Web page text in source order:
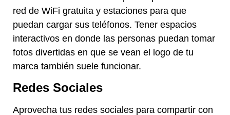
red de WiFi gratuita y estaciones para que
puedan cargar sus teléfonos. Tener espacios
interactivos en donde las personas puedan tomar
fotos divertidas en que se vean el logo de tu
marca también suele funcionar.
Redes Sociales
Aprovecha tus redes sociales para compartir con